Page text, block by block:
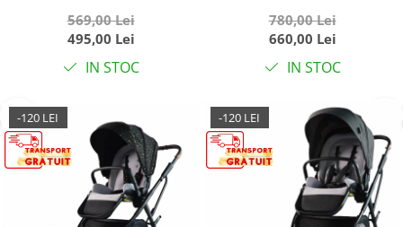
sport, 608 Rosu
569,00 Lei
495,00 Lei
IN STOC
0-36 luni, C7 Negru
780,00 Lei
660,00 Lei
IN STOC
-120 LEI -120 LEI